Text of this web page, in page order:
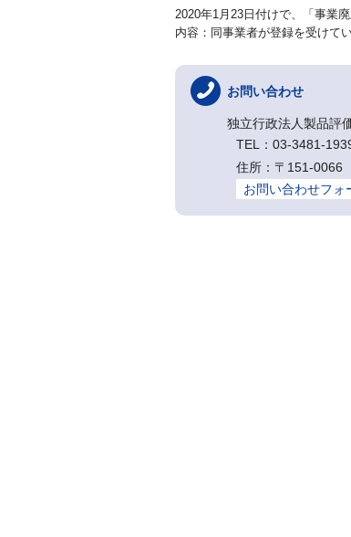
2020年1月23日付けで、「事業
内容：同事業者が登録を受けて
お問い合わせ
独立行政法人製品
TEL：03-3481-
住所：〒151-
お問い合わせフォ